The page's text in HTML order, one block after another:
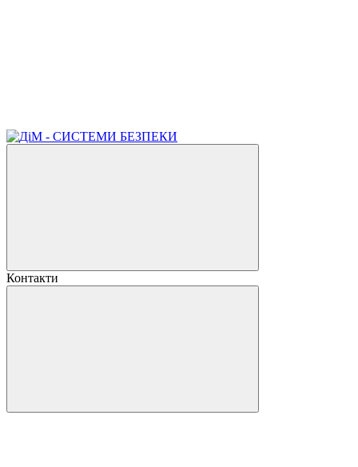
Контакти